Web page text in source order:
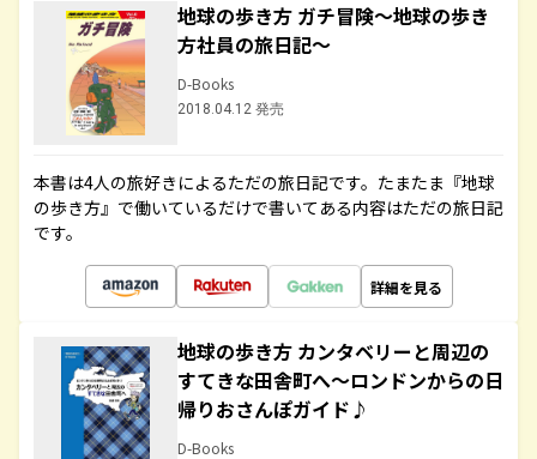
地球の歩き方 ガチ冒険～地球の歩き
方社員の旅日記～
D-Books
2018.04.12 発売
本書は4人の旅好きによるただの旅日記です。たまたま『地球
の歩き方』で働いているだけで書いてある内容はただの旅日記
です。
詳細を見る
地球の歩き方 カンタベリーと周辺の
すてきな田舎町へ～ロンドンからの日
帰りおさんぽガイド♪
D-Books